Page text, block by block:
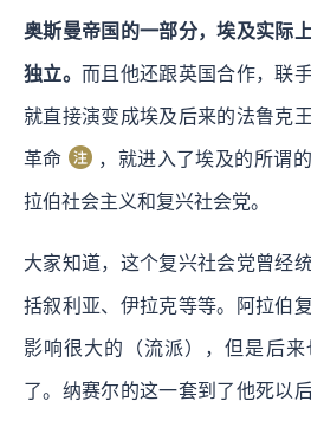
奥斯曼帝国的一部分，埃及实际
独立。 而且他还跟英国合作，联
就直接演变成埃及后来的法鲁克
革命 ，就进入了埃及的所谓
拉伯社会主义和复兴社会党。
大家知道，这个复兴社会党曾经
括叙利亚、伊拉克等等。阿拉伯
影响很大的（流派），但是后
了。纳赛尔的这一套到了他死以